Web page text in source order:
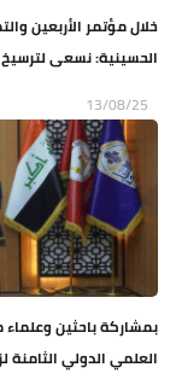
خلال مؤتمر الأربعين
الحسينية: نسعى
13/08/25
بمشاركة باحثين وعلماء
العلمي الدولي الثامنة